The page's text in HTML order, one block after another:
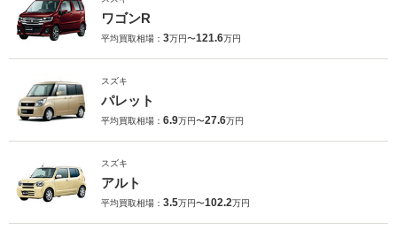
ワゴンR
平均買取相場： 3万円〜121.6万円
スズキ
パレット
平均買取相場： 6.9万円〜27.6万円
スズキ
アルト
平均買取相場： 3.5万円〜102.2万円